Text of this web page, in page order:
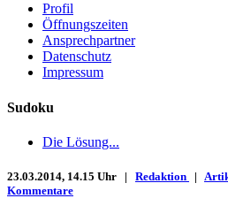
Profil
Öffnungszeiten
Ansprechpartner
Datenschutz
Impressum
Sudoku
Die Lösung...
23.03.2014, 14.15 Uhr | Redaktion |
Kommentare